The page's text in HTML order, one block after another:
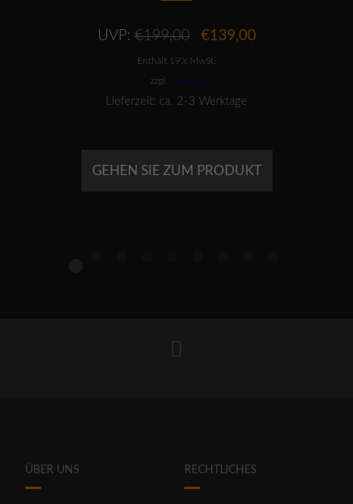
UVP: €199,00
Ursprünglicher
war:
€199,00
€139,00Aktueller
Enthält 19% MwSt.
zzgl. Versand
Lieferzeit: ca. 2-3 Werktage
GEHEN SIE ZUM PRODUKT
ÜBER UNS RECHTLICHES